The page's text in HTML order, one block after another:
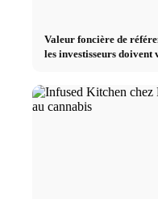
Valeur foncière de
les investisseurs